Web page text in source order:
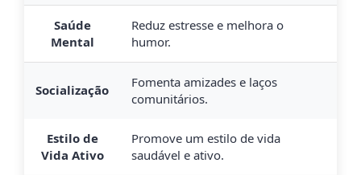
Saúde
Mental
Reduz estresse e melhora o
humor.
Socialização
Fomenta amizades e laços
comunitários.
Estilo de
Vida Ativo
Promove um estilo de vida
saudável e ativo.